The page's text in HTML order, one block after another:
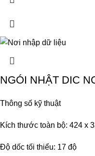
NGÓI NHẬT DIC
Thông số kỹ thuật
Kích thước toàn bộ: 424 x
Độ dốc tối thiểu: 17 độ